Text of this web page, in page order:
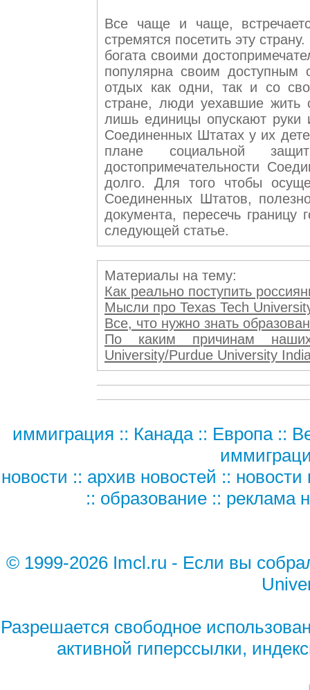
Все чаще и чаще,
стремятся посетить эту
богата своими
популярна своим доступным
отдых как одни, так и со
стране, люди уехавшие жить
лишь единицы опускают руки
Соединенных Штатах у их
плане социальной
достопримечательности
долго. Для того чтобы
Соединенных Штатов,
документа, пересечь границу
следующей статье.
Материалы на тему:
Как реально поступить
Мысли про Texas Tech
Все, что нужно знать
По каким причинам наших
University/Purdue University
иммиграция :: Канада:: Европа::
новости :: архив новостей :: новости
:: образование :: реклама
© 1999-2026 Imcl.ru - Если вы
Разрешается свободное
активной гиперссылки,